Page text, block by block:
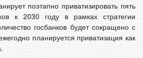
поэтапно приватизировать пять
к 2030 году в рамках стратегии
госбанков будет сокращено с
планируется приватизация как